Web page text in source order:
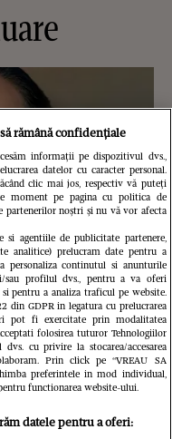
diagnosticată
ce s-a simțit
cu
rămână confidențiale
informații pe dispozitivul dvs.,
datelor cu caracter personal.
clic mai jos, respectiv vă puteți
moment pe pagina cu politica de
partenerilor noștri și nu vă vor afecta
si agentiile de publicitate partenere,
analitice) prelucram date pentru a
personaliza continutul si anunturile
sau profilul dvs., pentru a va oferi
pentru a analiza traficul pe website.
din GDPR in legatura cu prelucrarea
pot fi exercitate prin modalitatea
folosirea tuturor Tehnologiilor
cu privire la stocarea/accesarea
Prin click pe “VREAU SA
preferintele in mod individual,
functionarea website-ului.
datele pentru a oferi: